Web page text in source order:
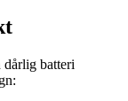
dårlig batteri